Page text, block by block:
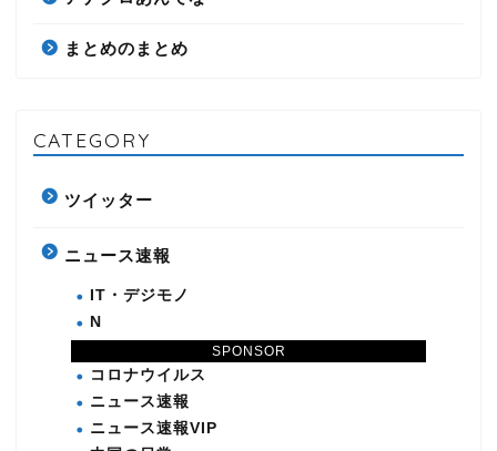
SPONSOR
まとめのまとめ
CATEGORY
ツイッター
ニュース速報
IT・デジモノ
N
PC・インターネット
コロナウイルス
ニュース速報
ニュース速報VIP